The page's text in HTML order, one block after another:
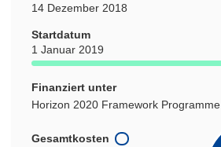
14 Dezember 2018
Startdatum
1 Januar 2019
Finanziert unter
Horizon 2020 Framework Programme
Gesamtkosten